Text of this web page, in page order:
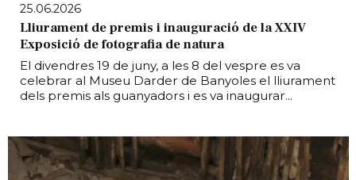
25.06.2026
Lliurament de premis i inauguració de la XXIV
Exposició de fotografia de natura
El divendres 19 de juny, a les 8 del vespre es va
celebrar al Museu Darder de Banyoles el lliurament
dels premis als guanyadors i es va inaugurar...